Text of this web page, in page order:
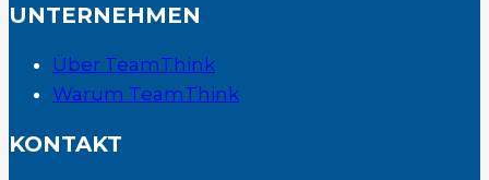
UNTERNEHMEN
Über TeamThink
Warum TeamThink
KONTAKT